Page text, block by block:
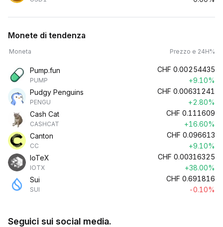
Monete di tendenza
Moneta Prezzo e 24H%
Pump.fun
PUMP
CHF 0.00254435
+9.10%
Pudgy Penguins
PENGU
CHF 0.00631241
+2.80%
Cash Cat
CASHCAT
CHF 0.111609
+16.60%
Canton
CC
CHF 0.096613
+9.10%
IoTeX
IOTX
CHF 0.00316325
+38.00%
Sui
SUI
CHF 0.691816
-0.10%
Seguici sui social media.